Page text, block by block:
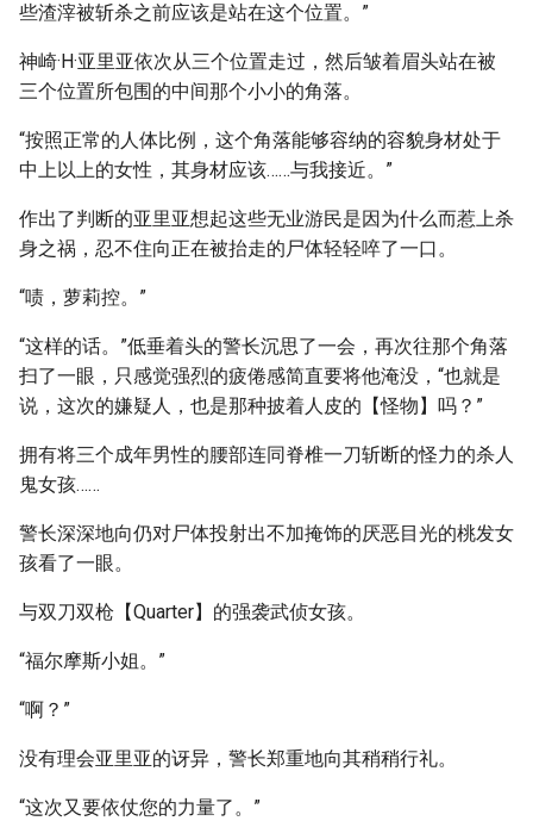
些渣滓被斩杀之前应该是站在这个位置。”
神崎·H·亚里亚依次从三个位置走过，然后皱着眉头站在被
三个位置所包围的中间那个小小的角落。
“按照正常的人体比例，这个角落能够容纳的容貌身材处于
中上以上的女性，其身材应该……与我接近。”
作出了判断的亚里亚想起这些无业游民是因为什么而惹上杀
身之祸，忍不住向正在被抬走的尸体轻轻啐了一口。
“啧，萝莉控。”
“这样的话。”低垂着头的警长沉思了一会，再次往那个角落
扫了一眼，只感觉强烈的疲倦感简直要将他淹没，“也就是
说，这次的嫌疑人，也是那种披着人皮的【怪物】吗？”
拥有将三个成年男性的腰部连同脊椎一刀斩断的怪力的杀人
鬼女孩……
警长深深地向仍对尸体投射出不加掩饰的厌恶目光的桃发女
孩看了一眼。
与双刀双枪【Quarter】的强袭武侦女孩。
“福尔摩斯小姐。”
“啊？”
没有理会亚里亚的讶异，警长郑重地向其稍稍行礼。
“这次又要依仗您的力量了。”